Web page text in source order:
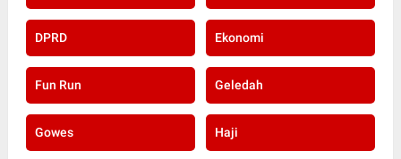
DPRD Ekonomi
Fun Run Geledah
Gowes Haji